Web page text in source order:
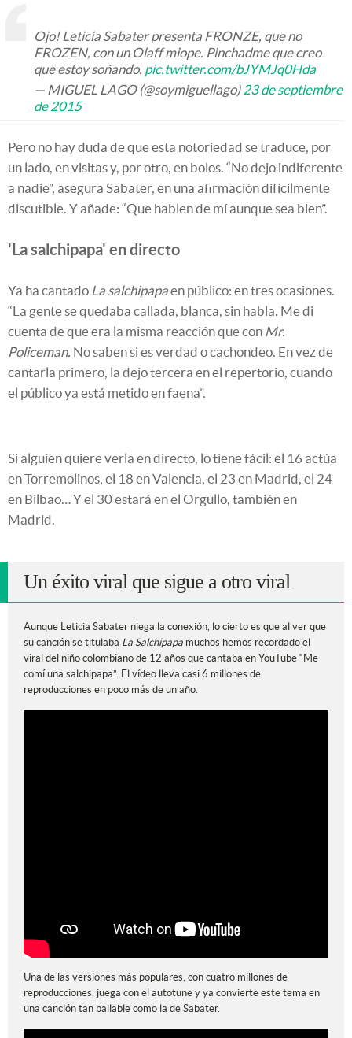
Ojo! Leticia Sabater presenta FRONZE, que no
FROZEN, con un Olaff miope. Pinchadme que creo
que estoy soñando. pic.twitter.com/bJYMJq0Hda
— MIGUEL LAGO (@soymiguellago) 23 de septiembre
de 2015
Pero no hay duda de que esta notoriedad se traduce, por
un lado, en visitas y, por otro, en bolos. “No dejo indiferente
a nadie”, asegura Sabater, en una afirmación difícilmente
discutible. Y añade: “Que hablen de mí aunque sea bien”.
'La salchipapa' en directo
Ya ha cantado La salchipapaen público: en tres ocasiones.
“La gente se quedaba callada, blanca, sin habla. Me di
cuenta de que era la misma reacción que con Mr.
Policeman. No saben si es verdad o cachondeo. En vez de
cantarla primero, la dejo tercera en el repertorio, cuando
el público ya está metido en faena”.
Si alguien quiere verla en directo, lo tiene fácil: el 16 actúa
en Torremolinos, el 18 en Valencia, el 23 en Madrid, el 24
en Bilbao… Y el 30 estará en el Orgullo, también en
Madrid.
Un éxito viral que sigue a otro viral
Aunque Leticia Sabater niega la conexión, lo cierto es que al ver que
su canción se titulaba La Salchipapa muchos hemos recordado el
viral del niño colombiano de 12 años que cantaba en YouTube “Me
comí una salchipapa”. El vídeo lleva casi 6 millones de
reproducciones en poco más de un año.
Una de las versiones más populares, con cuatro millones de
reproducciones, juega con el autotune y ya convierte este tema en
una canción tan bailable como la de Sabater.